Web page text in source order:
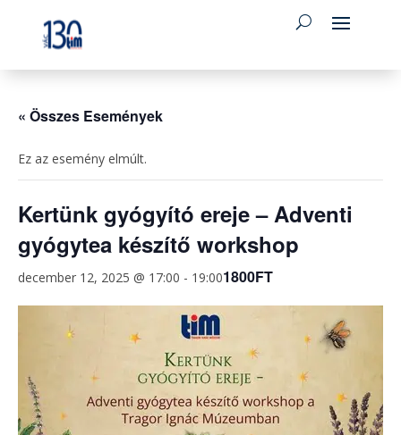
« Összes Események
Ez az esemény elmúlt.
Kertünk gyógyító ereje – Adventi
gyógytea készítő workshop
december 12, 2025 @ 17:00 - 19:001800FT